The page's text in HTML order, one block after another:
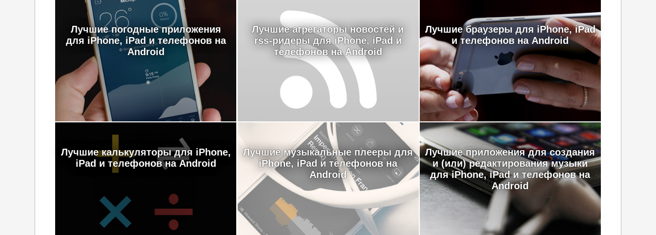
Лучшие погодные приложения
для iPhone, iPad и телефонов на
Android
Лучшие агрегаторы новостей и
rss-ридеры для iPhone, iPad и
телефонов на Android
Лучшие браузеры для iPhone, iPad
и телефонов на Android
Лучшие калькуляторы для iPhone,
iPad и телефонов на Android
Лучшие музыкальные плееры для
iPhone, iPad и телефонов на
Android
Лучшие приложения для создания
и (или) редактирования музыки
для iPhone, iPad и телефонов на
Android